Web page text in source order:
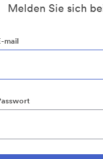
Melden Sie sich
mail